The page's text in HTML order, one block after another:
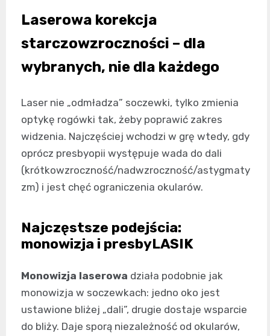
Laserowa korekcja
starczowzroczności – dla
wybranych, nie dla każdego
Laser nie „odmładza” soczewki, tylko zmienia
optykę rogówki tak, żeby poprawić zakres
widzenia. Najczęściej wchodzi w grę wtedy, gdy
oprócz presbyopii występuje wada do dali
(krótkowzroczność/nadwzroczność/astygmaty
zm) i jest chęć ograniczenia okularów.
Najczęstsze podejścia:
monowizja i presbyLASIK
Monowizja laserowa działa podobnie jak
monowizja w soczewkach: jedno oko jest
ustawione bliżej „dali”, drugie dostaje wsparcie
do bliży. Daje sporą niezależność od okularów,